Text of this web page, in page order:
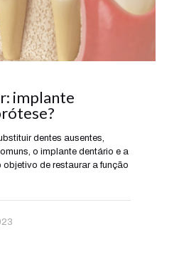
implante
dentes ausentes,
o implante dentário e a
de restaurar a função